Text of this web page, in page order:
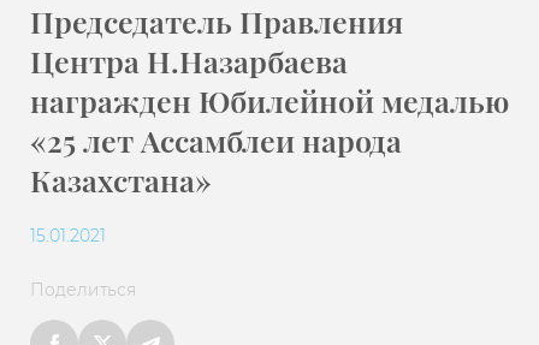
Председатель Правления
Центра Н.Назарбаева
награжден Юбилейной медалью
«25 лет Ассамблеи народа
Казахстана»
15.01.2021
Поделиться